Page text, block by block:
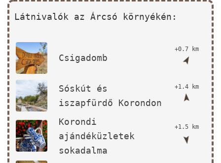
Látnivalók az Árcsó környékén:
Csigadomb
+0.7 km
Sóskút és
iszapfürdő Korondon
+1.4 km
Korondi
ajándéküzletek
sokadalma
+1.5 km